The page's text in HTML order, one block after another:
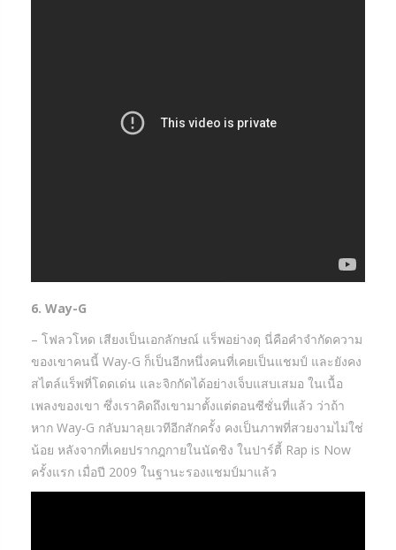
6. Way-G
– โฟลวโหด เสียงเป็นเอกลักษณ์ แร็พอย่างดุ นี่คือคำจำกัดความ
ของเขาคนนี้ Way-G ก็เป็นอีกหนึ่งคนที่เคยเป็นแชมป์ และยังคง
สไตล์แร็พที่โดดเด่น และจิกกัดได้อย่างเจ็บแสบเสมอ ในเนื้อ
เพลงของเขา ซึ่งเราคิดถึงเขามาตั้งแต่ตอนซีซั่นที่แล้ว ว่าถ้า
หาก Way-G กลับมาลุยเวทีอีกสักครั้ง คงเป็นภาพที่สวยงามไม่ใช่
น้อย หลังจากที่เคยปรากฎกายในนัดชิง ในปาร์ตี้ Rap is Now
ครั้งแรก เมื่อปี 2009 ในฐานะรองแชมป์มาแล้ว